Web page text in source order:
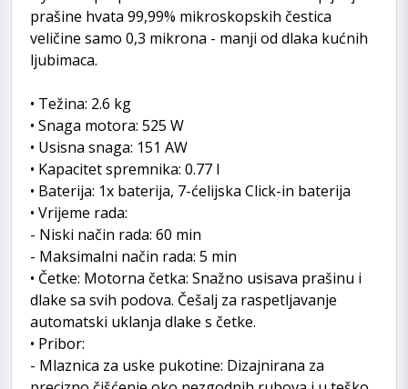
prašine hvata 99,99% mikroskopskih čestica
veličine samo 0,3 mikrona - manji od dlaka kućnih
ljubimaca.
• Težina: 2.6 kg
• Snaga motora: 525 W
• Usisna snaga: 151 AW
• Kapacitet spremnika: 0.77 l
• Baterija: 1x baterija, 7-ćelijska Click-in baterija
• Vrijeme rada:
- Niski način rada: 60 min
- Maksimalni način rada: 5 min
• Četke: Motorna četka: Snažno usisava prašinu i
dlake sa svih podova. Češalj za raspetljavanje
automatski uklanja dlake s četke.
• Pribor:
- Mlaznica za uske pukotine: Dizajnirana za